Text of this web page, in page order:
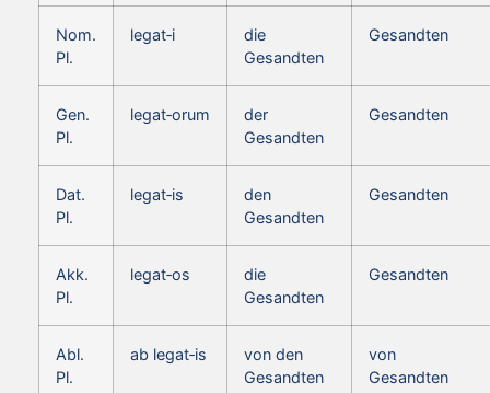
Nom.
Pl.
legat‑i
die
Gesandten
Gesandten
Gen.
Pl.
legat‑orum
der
Gesandten
Gesandten
Dat.
Pl.
legat‑is
den
Gesandten
Gesandten
Akk.
Pl.
legat‑os
die
Gesandten
Gesandten
Abl.
Pl.
ab legat‑is
von den
Gesandten
von
Gesandten